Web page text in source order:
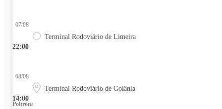
22:00
07/08
Terminal Rodoviário de Limeira
14:00
08/08
Terminal Rodoviário de Goiânia
Poltrona